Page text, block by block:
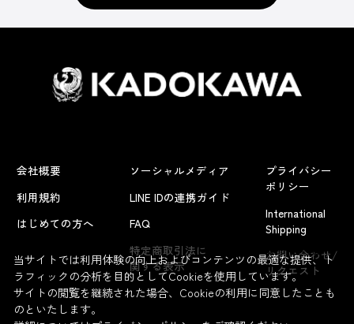
よくあるお問い合わせ
会社概要
利用規約
はじめての方へ
ソーシャルメディア
LINE IDの連携ガイド
FAQ
特定商取引法に
関する表示
プライバシー
ポリシー
International
Shipping
お問い合わせ/
リクエスト
当サイトでは利用体験の向上およびコンテンツの最適な提供、ト
ラフィックの分析を目的としてCookieを使用しています。
サイトの閲覧を継続された場合、Cookieの利用に同意したことも
のといたします。